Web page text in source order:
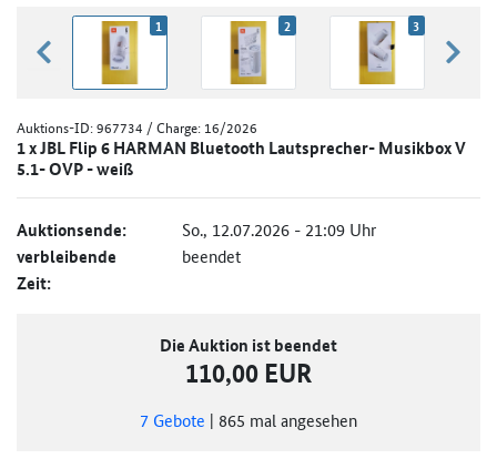
zurück blättern
1 2 3
Auktions-ID:967734 / Charge: 16/2026
1 x JBL Flip 6 HARMAN Bluetooth Lautsprecher- Musikbox V
5.1- OVP - weiß
Auktionsende: So., 12.07.2026 - 21:09 Uhr
verbleibende
Zeit:
beendet
Die Auktion ist beendet
110,00 EUR
7 Gebote | 865 mal angesehen